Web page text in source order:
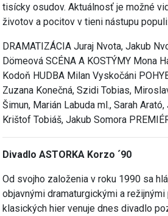
tisícky osudov. Aktuálnosť je možné
životov a pocitov v tieni nástupu
DRAMATIZÁCIA Juraj Nvota, Jakub
Dömeová SCÉNA A KOSTÝMY Mona
Kodoň HUDBA Milan Vyskočáni
Zuzana Konečná, Szidi Tobias,
Šimun, Marián Labuda ml., Sarah
Krištof Tobiáš, Jakub Somora
Divadlo ASTORKA Korzo ´90
Od svojho založenia v roku 1990 sa
objavnými dramaturgickými a
klasických hier venuje dnes divadlo